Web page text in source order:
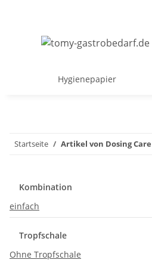
Hygienepapier
Startseite Artikel von Dosing Care
Kombination
einfach
Tropfschale
Ohne Tropfschale